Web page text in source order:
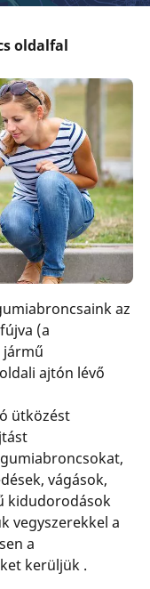
oldalfal
az
(a
jármű
ajtón lévő
ütközést
vágások,
kidudorodások
vegyszerekkel a
a
kerüljük .